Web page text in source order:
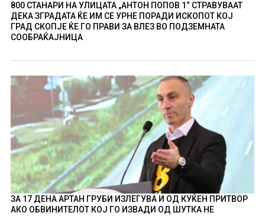
800 СТАНАРИ НА УЛИЦАТА „АНТОН ПОПОВ 1“ СТРАВУВААТ
ДЕКА ЗГРАДАТА ЌЕ ИМ СЕ УРНЕ ПОРАДИ ИСКОПОТ КОЈ
ГРАД СКОПЈЕ ЌЕ ГО ПРАВИ ЗА ВЛЕЗ ВО ПОДЗЕМНАТА
СООБРАЌАЈНИЦА
ЗА 17 ДЕНА АРТАН ГРУБИ ИЗЛЕГУВА И ОД КУЌЕН ПРИТВОР
АКО ОБВИНИТЕЛОТ КОЈ ГО ИЗВАДИ ОД ШУТКА НЕ